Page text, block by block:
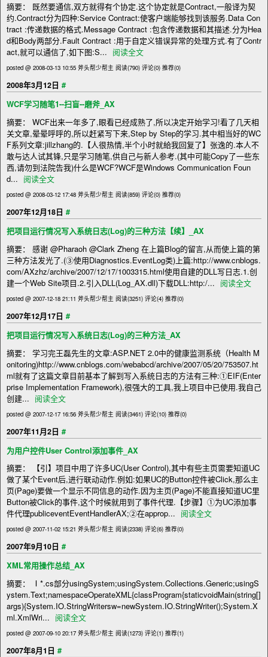
摘要： 既然要通信,双方就得有个协定.这个协定就是Contract,一般译为契
约.Contract分为四种:Service Contract:使客户端能够找到该服务.Data Con
tract :传递数据的格式.Message Contract :包含传递数据和其描述.分为Hea
d和Body两部分.Fault Contract :用于自定义错误异常的处理方式.有了Contr
act,就可以通信了,如下图:S... 阅读全文
posted @ 2008-03-13 10:55 斧头帮少帮主 阅读(790) 评论(0) 推荐(0)
2008年3月12日 #
WCF学习随笔1--扫盲--磨斧_AX
摘要： WCF出来一年多了,眼看已经成熟了,所以决定开始学习!看了几天相
关文章,晕晕呼呼的,所以赶紧写下来,Step by Step的学习.其中相当好的WC
F系列文章:jillzhang的.【人很热情,半个小时就給我回复了】张逸的.本人不
敢与达人试其锋,只是学习随笔,供自己与新人参考.(其中可能Copy了一些东
西,请勿到法院告我)什么是WCF?WCF是Windows Communication Foun
d... 阅读全文
posted @ 2008-03-12 17:48 斧头帮少帮主 阅读(859) 评论(0) 推荐(0)
2007年12月18日 #
把项目运行情况写入系统日志(Log)的三种方法【续】_AX
摘要： 感谢 @Pharaoh @Clark Zheng 在上篇Blog的留言,从而使上篇的第
三种方法发光了.(③使用Diagnostics.EventLog类)上篇:http://www.cnblogs.
com/AXzhz/archive/2007/12/17/1003315.html使用自建的DLL写日志.1.创
建一个Web Site项目.2.引入DLL(Log_AX.dll)下载DLL:http:/... 阅读全文
posted @ 2007-12-18 21:11 斧头帮少帮主 阅读(3251) 评论(4) 推荐(0)
2007年12月17日 #
把项目运行情况写入系统日志(Log)的三种方法_AX
摘要： 学习完王磊先生的文章:ASP.NET 2.0中的健康监测系统（Health M
onitoring)http://www.cnblogs.com/webabcd/archive/2007/05/20/753507.ht
ml就有了这篇文章目前基本了解到写入系统日志的方法有三种:①EIF(Enter
prise Implementation Framework),很强大的工具,我上项目中已使用.我自己
创建... 阅读全文
posted @ 2007-12-17 16:56 斧头帮少帮主 阅读(3461) 评论(10) 推荐(0)
2007年11月2日 #
为用户控件User Control添加事件_AX
摘要： 【引】项目中用了许多UC(User Control),其中有些主页需要知道UC
做了某个Event后,进行联动动作.例如:如果UC的Button控件被Click,那么主
页(Page)要做一个显示不同信息的动作.因为主页(Page)不能直接知道UC里
Button被Click的事件,这个时候就用到了事件代理.【步骤】①为UC添加事
件代理publiceventEventHandlerAX;②在approp... 阅读全文
posted @ 2007-11-02 15:21 斧头帮少帮主 阅读(2338) 评论(6) 推荐(0)
2007年9月10日 #
XML常用操作总结_AX
摘要： Ⅰ*.cs部分usingSystem;usingSystem.Collections.Generic;usingS
ystem.Text;namespaceOperateXML{classProgram{staticvoidMain(string[]
args){System.IO.StringWritersw=newSystem.IO.StringWriter();System.X
ml.XmlWri... 阅读全文
posted @ 2007-09-10 20:17 斧头帮少帮主 阅读(1273) 评论(1) 推荐(1)
2007年8月1日 #